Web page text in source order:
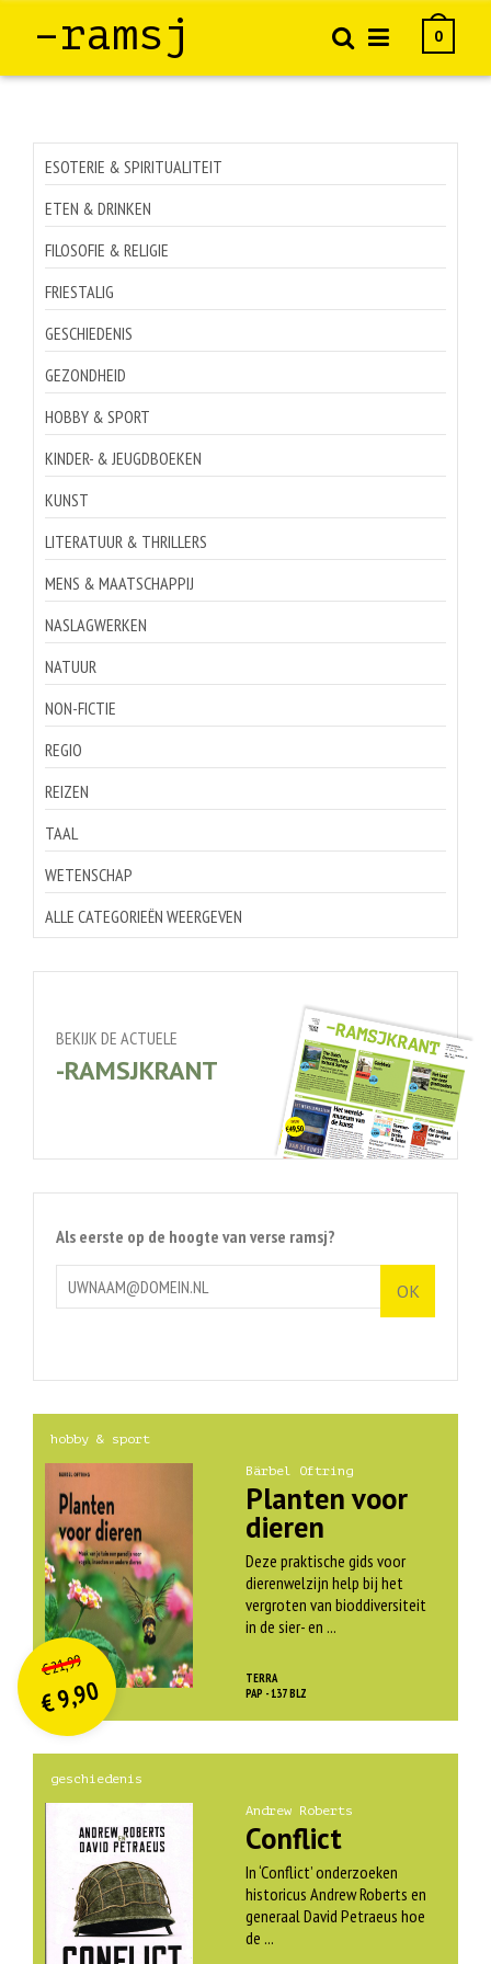
–ramsj 0
ESOTERIE & SPIRITUALITEIT
ETEN & DRINKEN
FILOSOFIE & RELIGIE
FRIESTALIG
GESCHIEDENIS
GEZONDHEID
HOBBY & SPORT
KINDER- & JEUGDBOEKEN
KUNST
LITERATUUR & THRILLERS
MENS & MAATSCHAPPIJ
NASLAGWERKEN
NATUUR
NON-FICTIE
REGIO
REIZEN
TAAL
WETENSCHAP
ALLE CATEGORIEËN WEERGEVEN
BEKIJK DE ACTUELE
-RAMSJKRANT
Als eerste op de hoogte van verse ramsj?
hobby & sport
Bärbel Oftring
Planten voor
dieren
Deze praktische gids voor
dierenwelzijn help bij het
vergroten van bioddiversiteit
in de sier- en ...
TERRA
PAP - 137 BLZ
€21,99O
orspr
onkelijke
prijs
was:
€ 21,99.
€9,90
Huidige
prijs
is:
€ 9,90.
geschiedenis
Andrew Roberts
Conflict
In ‘Conflict’ onderzoeken
historicus Andrew Roberts en
generaal David Petraeus hoe
de ...